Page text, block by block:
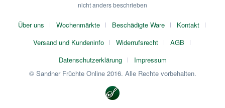
nicht anders beschrieben
Über uns Wochenmärkte Beschädigte Ware
Kontakt
Versand und Kundeninfo
Widerrufsrecht
AGB
Datenschutzerklärung
Impressum
© Sandner Früchte Online 2016. Alle Rechte vorbehalten.